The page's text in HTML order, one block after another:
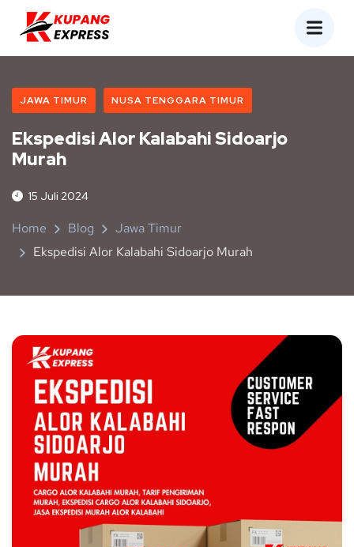
JAWA TIMUR NUSA TENGGARA TIMUR
Ekspedisi Alor Kalabahi Sidoarjo
Murah
15 Juli 2024
Home Blog
Jawa Timur
Ekspedisi Alor Kalabahi Sidoarjo Murah